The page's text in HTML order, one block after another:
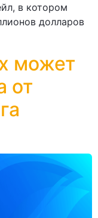
в котором
долларов
может
от